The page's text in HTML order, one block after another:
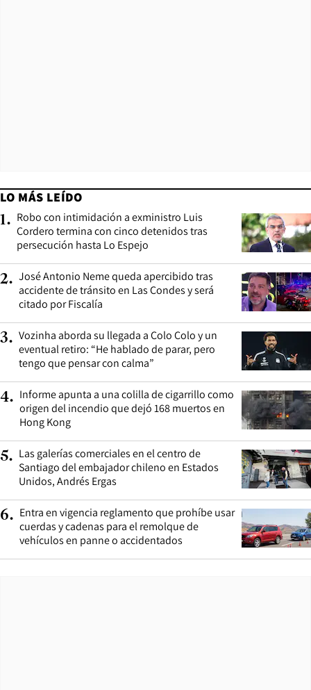
LO MÁS LEÍDO
1. Robo con intimidación a exministro Luis
Cordero termina con cinco detenidos tras
persecución hasta Lo Espejo
2. José Antonio Neme queda apercibido tras
accidente de tránsito en Las Condes y será
citado por Fiscalía
3. Vozinha aborda su llegada a Colo Colo y un
eventual retiro: “He hablado de parar, pero
tengo que pensar con calma”
4. Informe apunta a una colilla de cigarrillo como
origen del incendio que dejó 168 muertos en
Hong Kong
5. Las galerías comerciales en el centro de
Santiago del embajador chileno en Estados
Unidos, Andrés Ergas
6. Entra en vigencia reglamento que prohíbe usar
cuerdas y cadenas para el remolque de
vehículos en panne o accidentados